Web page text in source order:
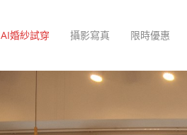
AI婚紗試穿 攝影寫真 限時優惠